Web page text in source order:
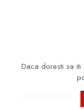
Daca doresti sa